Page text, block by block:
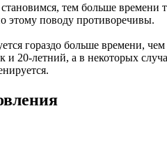
тем больше времени
этому поводу противоречивы.
гораздо больше времени,
и 20-летний, а в некоторых